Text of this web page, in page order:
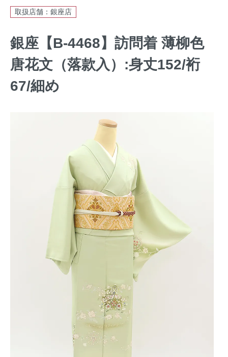
取扱店舗：銀座店
銀座【B-4468】訪問着 薄柳色
唐花文（落款入）:身丈152/裄
67/細め